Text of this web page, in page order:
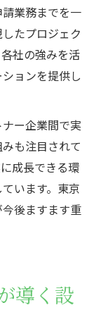
業務までを一
たプロジェク
社の強みを活
ョンを提供し
ー企業間で実
も注目されて
成長できる環
います。東京
後ますます重
導く設